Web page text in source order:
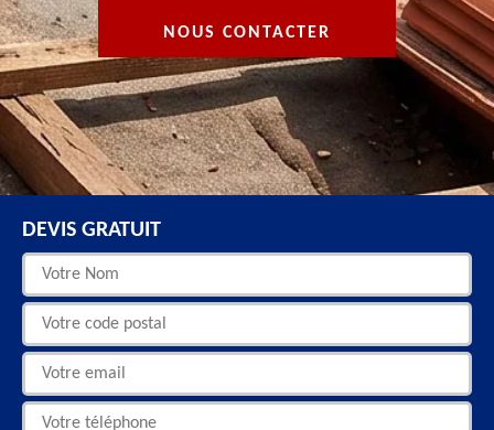
NOUS CONTACTER
DEVIS GRATUIT